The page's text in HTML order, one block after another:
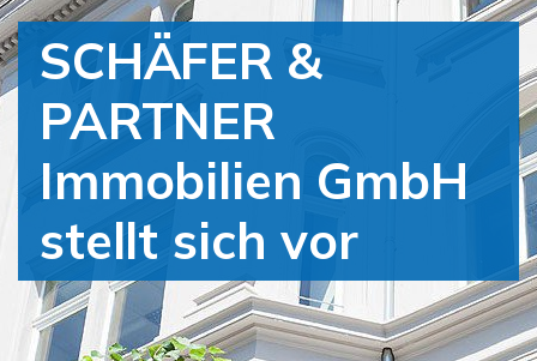
SCHÄFER &
PARTNER
Immobilien GmbH
stellt sich vor